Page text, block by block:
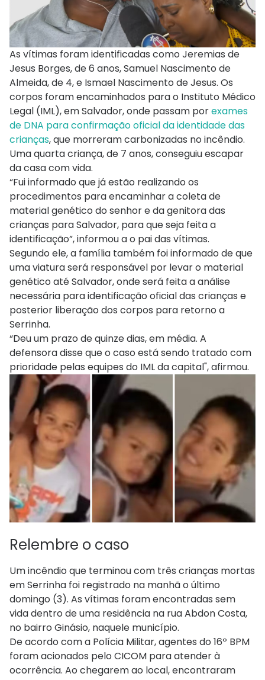
As vítimas foram identificadas como Jeremias de
Jesus Borges, de 6 anos, Samuel Nascimento de
Almeida, de 4, e Ismael Nascimento de Jesus. Os
corpos foram encaminhados para o Instituto Médico
Legal (IML), em Salvador, onde passam porexames
de DNA para confirmação oficial da identidade das
crianças, que morreram carbonizadas no incêndio.
Uma quarta criança, de 7 anos, conseguiu escapar
da casa com vida.
“Fui informado que já estão realizando os
procedimentos para encaminhar a coleta de
material genético do senhor e da genitora das
crianças para Salvador, para que seja feita a
identificação”, informou a o pai das vítimas.
Segundo ele, a família também foi informado de que
uma viatura será responsável por levar o material
genético até Salvador, onde será feita a análise
necessária para identificação oficial das crianças e
posterior liberação dos corpos para retorno a
Serrinha.
“Deu um prazo de quinze dias, em média. A
defensora disse que o caso está sendo tratado com
prioridade pelas equipes do IML da capital", afirmou.
Relembre o caso
Um incêndio que terminou com três crianças mortas
em Serrinha foi registrado na manhã o último
domingo (3). As vítimas foram encontradas sem
vida dentro de uma residência na rua Abdon Costa,
no bairro Ginásio, naquele município.
De acordo com a Polícia Militar, agentes do 16º BPM
foram acionados pelo CICOM para atender à
ocorrência. Ao chegarem ao local, encontraram